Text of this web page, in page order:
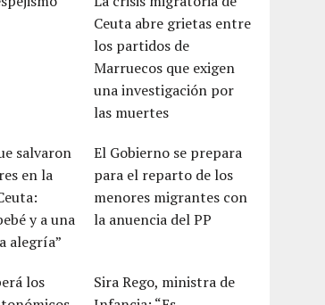
Ceuta abre grietas entre
los partidos de
Marruecos que exigen
una investigación por
las muertes
salvaron
en la
y a una
alegría”
El Gobierno se prepara
para el reparto de los
menores migrantes con
la anuencia del PP
los
Sira Rego, ministra de